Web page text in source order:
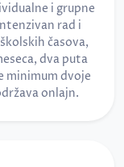
i grupne
rad i
časova,
dva puta
minimum dvoje
onlajn.